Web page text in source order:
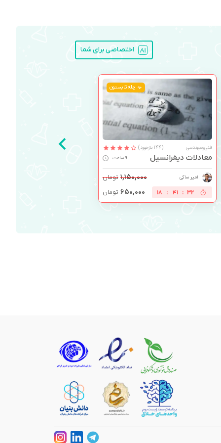
اختصاصی برای شما
چله تابستون
فنی‌ومهندسی (144 بازخورد)
معادلات دیفرانسیل 9 ساعت
امیر ساکی ۱,۱۵۰,۰۰۰ تومان
31
:
41
:
18 ۶۵۰,۰۰۰ تومان